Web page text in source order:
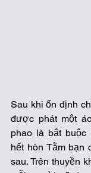
Sau khi ổn định
được phát một
phao là bắt buộc
hết hòn Tằm bạn
sau. Trên thuyền